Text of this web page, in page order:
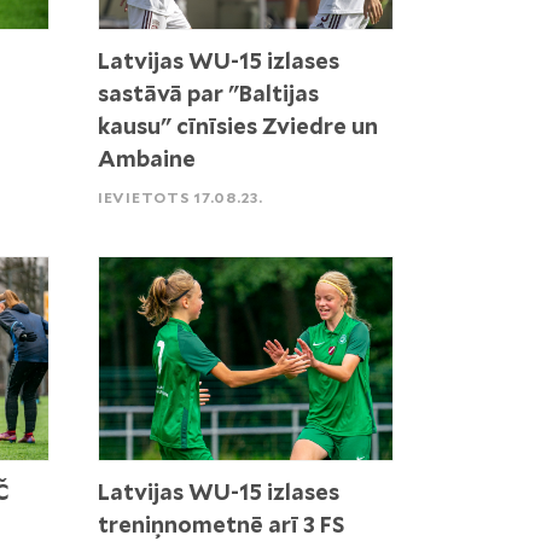
Latvijas WU-15 izlases
sastāvā par "Baltijas
kausu" cīnīsies Zviedre un
Ambaine
IEVIETOTS 17.08.23.
Latvijas WU-15 izlases
treniņnometnē arī 3 FS